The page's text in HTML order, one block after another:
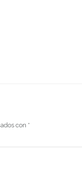
con *